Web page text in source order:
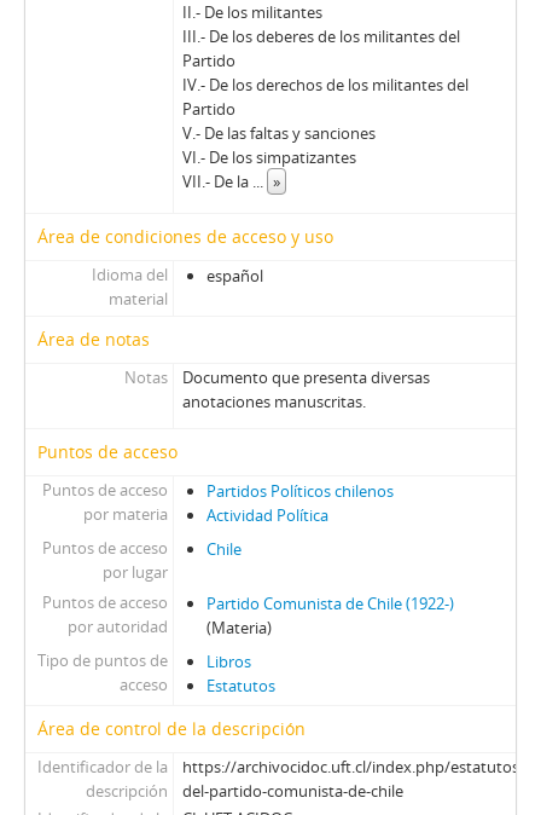
II.- De los militantes
III.- De los deberes de los militantes del
Partido
IV.- De los derechos de los militantes del
Partido
V.- De las faltas y sanciones
VI.- De los simpatizantes
VII.- De la ... »
Área de condiciones de acceso y uso
Idioma del
material
español
Área de notas
Notas
Documento que presenta diversas
anotaciones manuscritas.
Puntos de acceso
Puntos de acceso
por materia
Partidos Políticos chilenos
Actividad Política
Puntos de acceso
por lugar
Chile
Puntos de acceso
por autoridad
Partido Comunista de Chile (1922-)
(Materia)
Tipo de puntos de
acceso
Libros
Estatutos
Área de control de la descripción
Identificador de la
descripción
https://archivocidoc.uft.cl/index.php/estatutos-
del-partido-comunista-de-chile